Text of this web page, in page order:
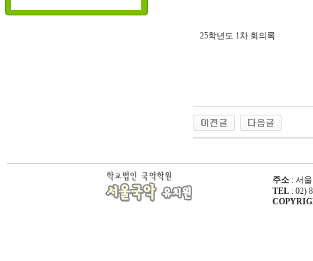
25학년도 1차 회의록
주소 : 서
TEL : 02)